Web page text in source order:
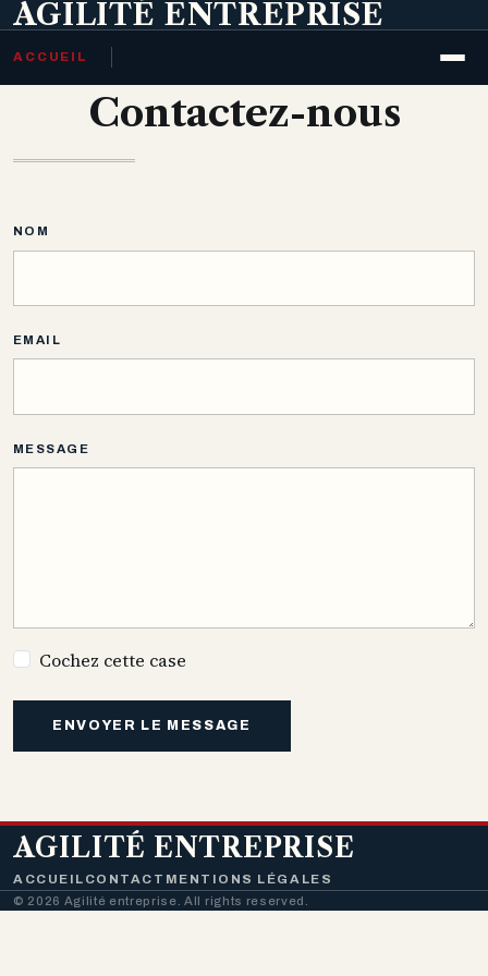
AGILITÉ ENTREPRISE
ACCUEIL
Contactez-nous
NOM
EMAIL
MESSAGE
Cochez cette case
ENVOYER LE MESSAGE
AGILITÉ ENTREPRISE
ACCUEIL CONTACT MENTIONS LÉGALES
© 2026 Agilité entreprise. All rights reserved.